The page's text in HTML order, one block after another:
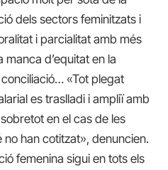
dels sectors feminitzats i
i parcialitat amb més
manca d’equitat en la
«Tot plegat
es traslladi i ampliï amb
en el cas de les
han cotitzat», denuncien.
femenina sigui en tots els